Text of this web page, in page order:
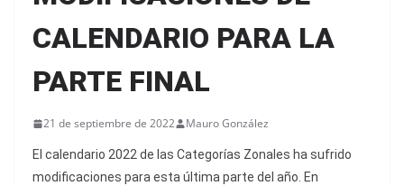
CALENDARIO PARA LA
PARTE FINAL
21 de septiembre de 2022 Mauro González
El calendario 2022 de las Categorías Zonales ha sufrido
modificaciones para esta última parte del año. En